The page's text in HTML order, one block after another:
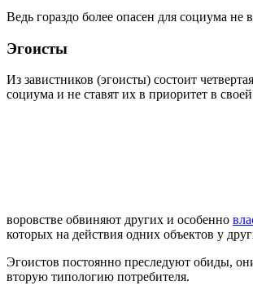
Ведь гораздо более опасен для социума
Эгоисты
Из завистников (эгоисты) состоит
социума и не ставят их в приоритет в
воровстве обвиняют других и особенно
которых на действия одних объектов у
Эгоистов постоянно преследуют обиды,
вторую типологию потребителя.